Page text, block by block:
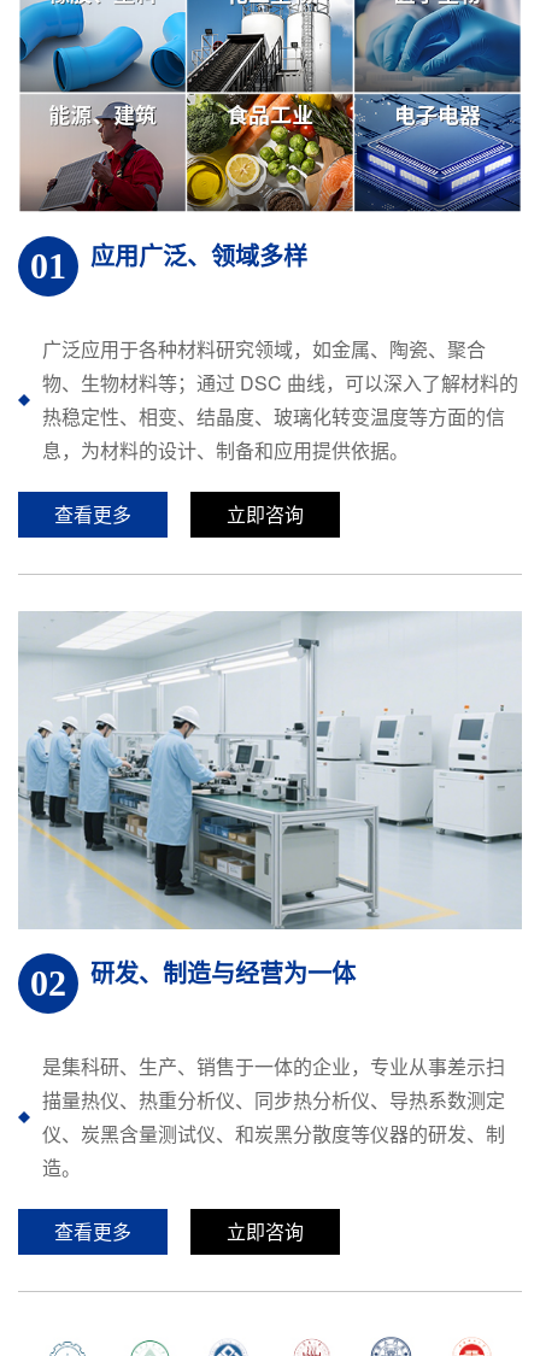
01 应用广泛、领域多样
广泛应用于各种材料研究领域，如金属、陶瓷、聚合
物、生物材料等；通过 DSC 曲线，可以深入了解材料的
热稳定性、相变、结晶度、玻璃化转变温度等方面的信
息，为材料的设计、制备和应用提供依据。
查看更多 立即咨询
02 研发、制造与经营为一体
是集科研、生产、销售于一体的企业，专业从事差示扫
描量热仪、热重分析仪、同步热分析仪、导热系数测定
仪、炭黑含量测试仪、和炭黑分散度等仪器的研发、制
造。
查看更多 立即咨询